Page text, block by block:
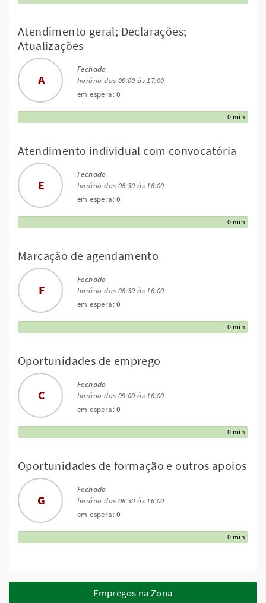
Atendimento geral; Declarações;
Atualizações
A
Fechado
horário das 09:00 às 17:00
em espera:0
0 min
Atendimento individual com convocatória
E
Fechado
horário das 08:30 às 16:00
em espera:0
0 min
Marcação de agendamento
F
Fechado
horário das 08:30 às 16:00
em espera:0
0 min
Oportunidades de emprego
C
Fechado
horário das 09:00 às 16:00
em espera:0
0 min
Oportunidades de formação e outros apoios
G
Fechado
horário das 08:30 às 16:00
em espera:0
0 min
Empregos na Zona